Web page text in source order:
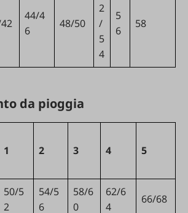
44/4
6
48/50
2
/
5
4
5
6
58
da pioggia
1 2 3 4 5
50/5
2
54/5
6
58/6
0
62/6
4
66/68